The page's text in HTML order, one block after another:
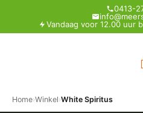
0413-
Vandaag voor 12.00 uur
Home›Winkel›White Spiritus